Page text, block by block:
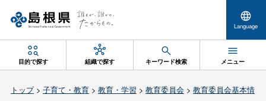
Language
目的で探す 組織で探す キーワード検索 メニュー
トップ> 子育て・教育> 教育・学習 > 教育委員会 > 教育委員会基本情